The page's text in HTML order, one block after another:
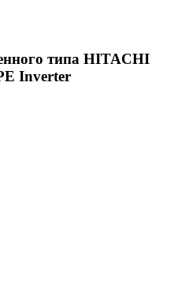
типа HITACHI
Inverter